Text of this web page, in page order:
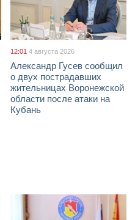
12:01 4 августа 2026
Александр Гусев сообщил
о двух пострадавших
жительницах Воронежской
области после атаки на
Кубань